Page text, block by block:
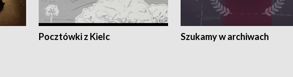
Pocztówki z Kielc Szukamy w archiwach